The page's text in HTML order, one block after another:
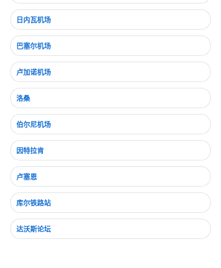
日内瓦机场
巴塞尔机场
卢加诺机场
洛桑
伯尔尼机场
因特拉肯
卢塞恩
库尔铁路站
达沃斯论坛